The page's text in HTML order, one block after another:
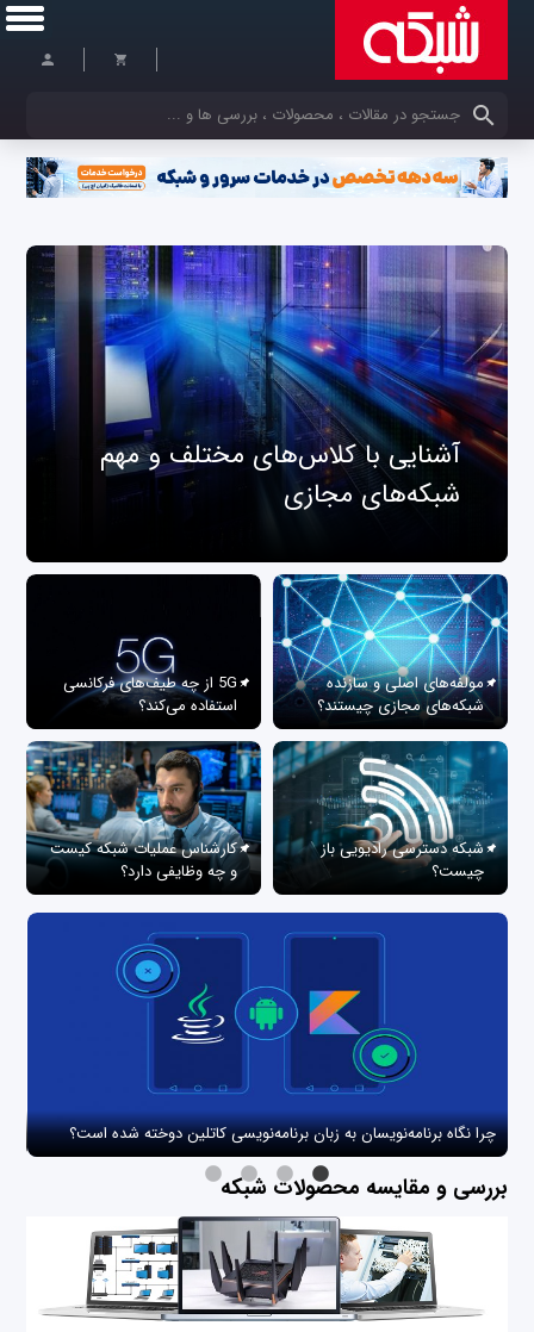
کلمات کلیدی خود را وارد کنید
آشنایی با کلاس‌های مختلف و مهم
شبکه‌های مجازی
مولفه‌های اصلی و سازنده
شبکه‌های مجازی چیستند؟
5G از چه طیف‌های فرکانسی
استفاده می‌کند؟
شبکه دسترسی رادیویی باز
چیست؟
کارشناس عملیات شبکه کیست
و چه وظایفی دارد؟
چرا نگاه برنامه‌نویسان به زبان برنامه‌نویسی کاتلین دوخته شده است؟
بررسی و مقایسه محصولات شبکه